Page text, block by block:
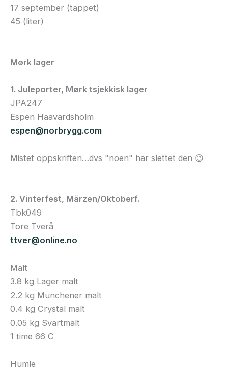
17 september (tappet)
45 (liter)
Mørk lager
1. Juleporter, Mørk tsjekkisk lager
JPA247
Espen Haavardsholm
espen@norbrygg.com
Mistet oppskriften…dvs "noen" har slettet den 😉
2. Vinterfest, Märzen/Oktoberf.
Tbk049
Tore Tverå
ttver@online.no
Malt
3.8 kg Lager malt
2.2 kg Munchener malt
0.4 kg Crystal malt
0.05 kg Svartmalt
1 time 66 C
Humle